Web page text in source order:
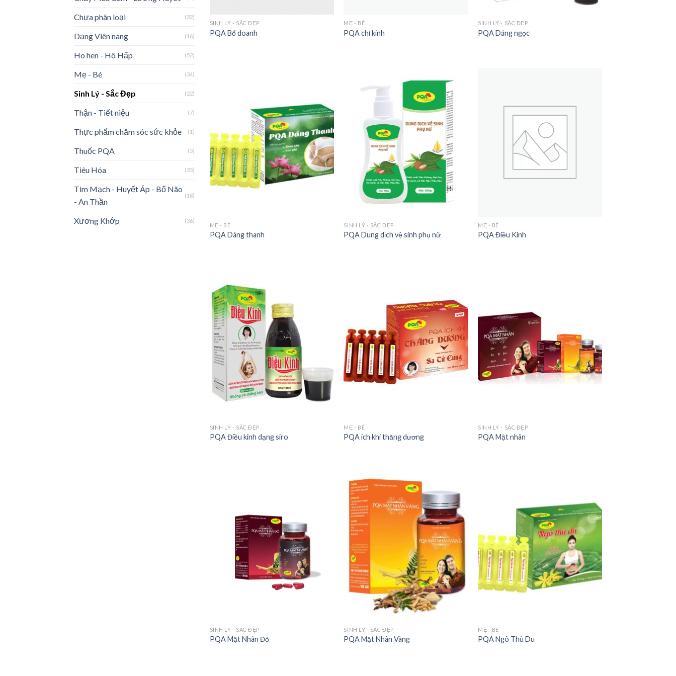
Chưa phân loại (32)
Dạng Viên nang (16)
Ho hen - Hô Hấp (52)
Mẹ - Bé (34)
Sinh Lý - Sắc Đẹp (22)
Thận - Tiết niệu (7)
Thực phẩm chăm sóc sức khỏe (1)
Thuốc PQA (5)
Tiêu Hóa (35)
Tim Mạch - Huyết Áp - Bổ Não
- An Thần
(18)
Xương Khớp (36)
SINH LÝ - SẮC ĐẸP
PQA Bổ doanh
MẸ - BÉ
PQA chỉ kinh
SINH LÝ - SẮC ĐẸP
PQA Dáng ngọc
MẸ - BÉ
PQA Dáng thanh
SINH LÝ - SẮC ĐẸP
PQA Dung dịch vệ sinh phụ nữ
MẸ - BÉ
PQA Điều Kinh
SINH LÝ - SẮC ĐẸP
PQA Điều kinh dạng siro
MẸ - BÉ
PQA ích khí thăng dương
SINH LÝ - SẮC ĐẸP
PQA Mật nhân
SINH LÝ - SẮC ĐẸP
PQA Mật Nhân Đỏ
SINH LÝ - SẮC ĐẸP
PQA Mật Nhân Vàng
MẸ - BÉ
PQA Ngô Thù Du